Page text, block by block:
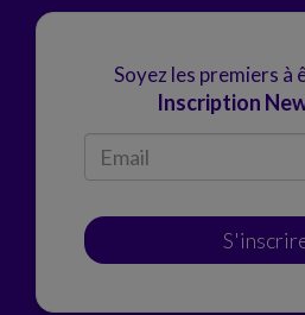
Soyez les premiers à
Inscription